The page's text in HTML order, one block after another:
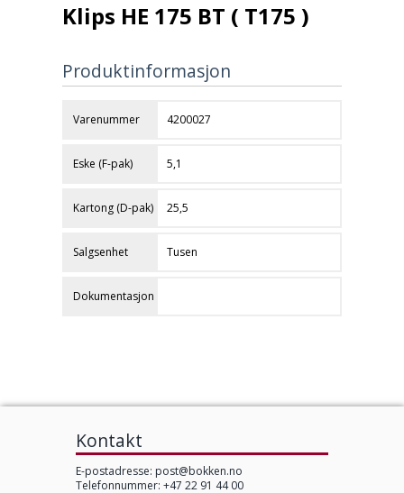
Klips HE 175 BT ( T175 )
Produktinformasjon
Varenummer 4200027
Eske (F-pak) 5,1
Kartong (D-pak) 25,5
Salgsenhet Tusen
Dokumentasjon
Kontakt
E-postadresse: post@bokken.no
Telefonnummer: +47 22 91 44 00